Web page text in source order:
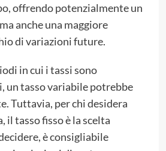
offrendo potenzialmente un
anche una maggiore
di variazioni future.
in cui i tassi sono
un tasso variabile potrebbe
Tuttavia, per chi desidera
il tasso fisso è la scelta
è consigliabile